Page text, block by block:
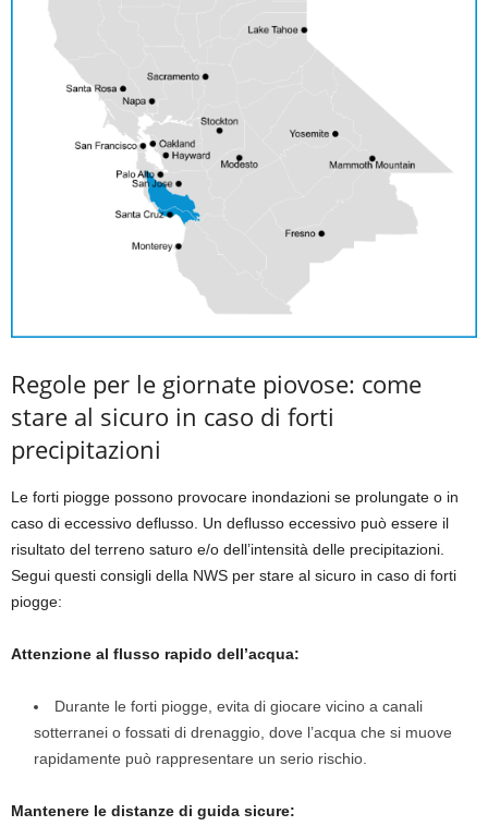
Regole per le giornate piovose: come
stare al sicuro in caso di forti
precipitazioni
Le forti piogge possono provocare inondazioni se prolungate o in
caso di eccessivo deflusso. Un deflusso eccessivo può essere il
risultato del terreno saturo e/o dell’intensità delle precipitazioni.
Segui questi consigli della NWS per stare al sicuro in caso di forti
piogge:
Attenzione al flusso rapido dell’acqua:
Durante le forti piogge, evita di giocare vicino a canali
sotterranei o fossati di drenaggio, dove l’acqua che si muove
rapidamente può rappresentare un serio rischio.
Mantenere le distanze di guida sicure: